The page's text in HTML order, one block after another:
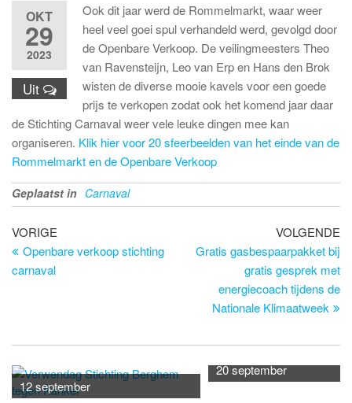
OKT
29
2023
Uit
Ook dit jaar werd de Rommelmarkt, waar weer
heel veel goei spul verhandeld werd, gevolgd door
de Openbare Verkoop. De veilingmeesters Theo
van Ravensteijn, Leo van Erp en Hans den Brok
wisten de diverse mooie kavels voor een goede
prijs te verkopen zodat ook het komend jaar daar
de Stichting Carnaval weer vele leuke dingen mee kan
organiseren. Klik hier voor 20 sfeerbeelden van het einde van de
Rommelmarkt en de Openbare Verkoop
Geplaatst in Carnaval
Bericht
navigatie
Vorig
bericht
VORIGE
Openbare verkoop stichting
carnaval
VOLGENDE
Gratis gasbespaarpakket bij
gratis gesprek met
energiecoach tijdens de
Nationale Klimaatweek
12 september
20 september